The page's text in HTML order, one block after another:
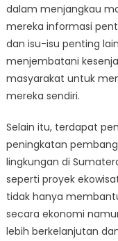
dalam menjangkau
mereka informasi
dan isu-isu penting
menjembatani
masyarakat untuk
mereka sendiri.
Selain itu, terdapat
peningkatan
lingkungan di
seperti proyek
tidak hanya
secara ekonomi
lebih berkelanjutan